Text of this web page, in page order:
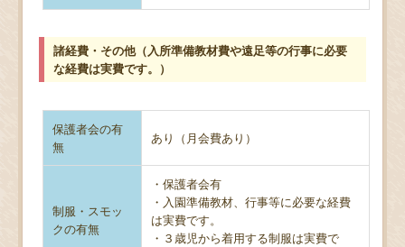
諸経費・その他（入所準備教材費や遠足等の行事に必要
な経費は実費です。）
保護者会の有
無
あり（月会費あり）
制服・スモッ
クの有無
・保護者会有
・入園準備教材、行事等に必要な経費
は実費です。
・３歳児から着用する制服は実費で